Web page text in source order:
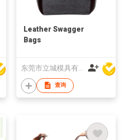
Leather Swagger
Bags
查询